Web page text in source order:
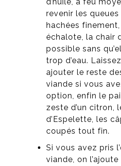
revenir les
hachées
échalote, la chair
possible sans
trop d’eau.
ajouter le reste
viande si vous
option, enfin le
zeste d’un citron,
d’Espelette, les
coupés tout fin.
Si vous avez pris
viande, on